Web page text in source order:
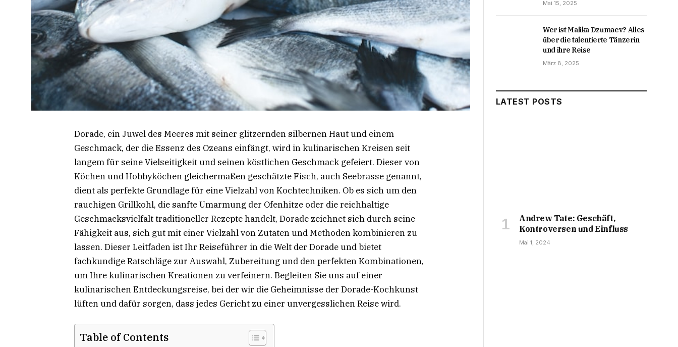
Dorade, ein Juwel des Meeres mit seiner glitzernden silbernen Haut und einem
Geschmack, der die Essenz des Ozeans einfängt, wird in kulinarischen Kreisen seit
langem für seine Vielseitigkeit und seinen köstlichen Geschmack gefeiert. Dieser von
Köchen und Hobbyköchen gleichermaßen geschätzte Fisch, auch Seebrasse genannt,
dient als perfekte Grundlage für eine Vielzahl von Kochtechniken. Ob es sich um den
rauchigen Grillkohl, die sanfte Umarmung der Ofenhitze oder die reichhaltige
Geschmacksvielfalt traditioneller Rezepte handelt, Dorade zeichnet sich durch seine
Fähigkeit aus, sich gut mit einer Vielzahl von Zutaten und Methoden kombinieren zu
lassen. Dieser Leitfaden ist Ihr Reiseführer in die Welt der Dorade und bietet
fachkundige Ratschläge zur Auswahl, Zubereitung und den perfekten Kombinationen,
um Ihre kulinarischen Kreationen zu verfeinern. Begleiten Sie uns auf einer
kulinarischen Entdeckungsreise, bei der wir die Geheimnisse der Dorade-Kochkunst
lüften und dafür sorgen, dass jedes Gericht zu einer unvergesslichen Reise wird.
Table of Contents
Mai 15, 2025
Wer ist Malika Dzumaev? Alles
über die talentierte Tänzerin
und ihre Reise
März 8, 2025
LATEST POSTS
Andrew Tate: Geschäft,
Kontroversen und Einfluss
Mai 1, 2024